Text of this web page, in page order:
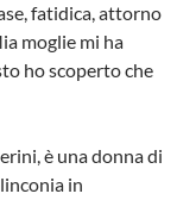
fatidica, attorno
moglie mi ha
ho scoperto che
è una donna di
in